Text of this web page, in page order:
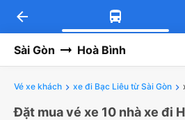
arrow_back
Sài Gòn Hoà Bình
Vé xe khách xe đi Bạc Liêu từ Sài Gòn
Đặt mua vé xe 10 nhà xe đi